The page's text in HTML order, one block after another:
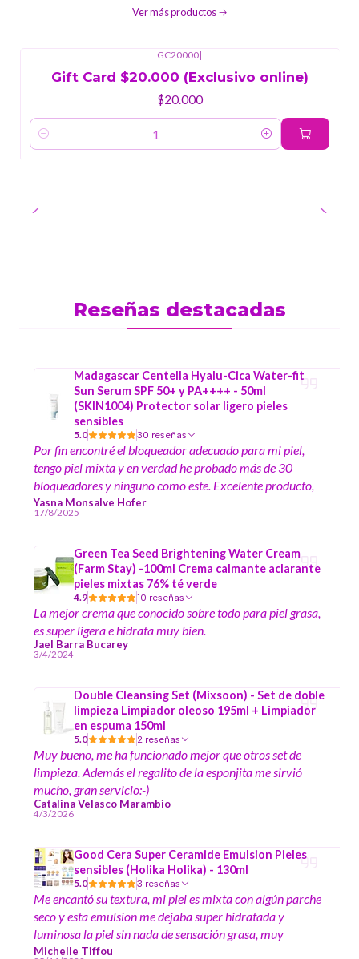
Ver más productos
GC20000|
Gift Card $20.000 (Exclusivo online)
$20.000
Cantidad
Reseñas destacadas
Madagascar Centella Hyalu-Cica Water-fit
Sun Serum SPF 50+ y PA++++ - 50ml
(SKIN1004) Protector solar ligero pieles
sensibles
5.0 30 reseñas
Por fin encontré el bloqueador adecuado para mi piel,
tengo piel mixta y en verdad he probado más de 30
bloqueadores y ninguno como este. Excelente producto,
lo recomiendo a mil
Yasna Monsalve Hofer
17/8/2025
Green Tea Seed Brightening Water Cream
(Farm Stay) -100ml Crema calmante aclarante
pieles mixtas 76% té verde
4.9 10 reseñas
La mejor crema que conocido sobre todo para piel grasa,
es super ligera e hidrata muy bien.
Jael Barra Bucarey
3/4/2024
Double Cleansing Set (Mixsoon) - Set de doble
limpieza Limpiador oleoso 195ml + Limpiador
en espuma 150ml
5.0 2 reseñas
Muy bueno, me ha funcionado mejor que otros set de
limpieza. Además el regalito de la esponjita me sirvió
mucho, gran servicio:-)
Catalina Velasco Marambio
4/3/2026
Good Cera Super Ceramide Emulsion Pieles
sensibles (Holika Holika) - 130ml
5.0 3 reseñas
Me encantó su textura, mi piel es mixta con algún parche
seco y esta emulsion me dejaba super hidratada y
luminosa la piel sin nada de sensación grasa, muy
recomendada, tiene un aroma suave similar a miel, pero
Michelle Tiffou